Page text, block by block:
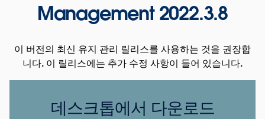
Management 2022.3.8
이 버전의 최신 유지 관리 릴리스를 사용하는 것을 권장합
니다. 이 릴리스에는 추가 수정 사항이 들어 있습니다.
데스크톱에서 다운로드